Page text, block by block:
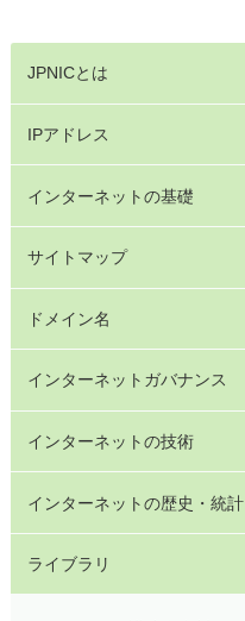
JPNICとは
IPアドレス
インターネットの基礎
サイトマップ
ドメイン名
インターネットガバナンス
インターネットの技術
インターネットの歴史・統計
ライブラリ